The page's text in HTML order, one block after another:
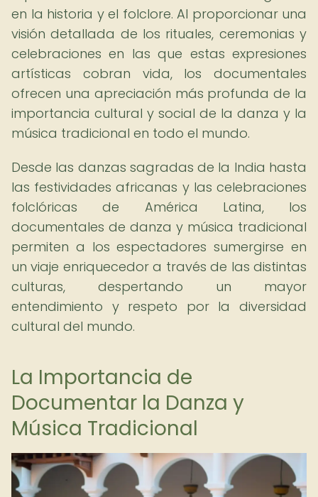
en la historia y el folclore. Al proporcionar una
visión detallada de los rituales, ceremonias y
celebraciones en las que estas expresiones
artísticas cobran vida, los documentales
ofrecen una apreciación más profunda de la
importancia cultural y social de la danza y la
música tradicional en todo el mundo.
Desde las danzas sagradas de la India hasta
las festividades africanas y las celebraciones
folclóricas de América Latina, los
documentales de danza y música tradicional
permiten a los espectadores sumergirse en
un viaje enriquecedor a través de las distintas
culturas, despertando un mayor
entendimiento y respeto por la diversidad
cultural del mundo.
La Importancia de
Documentar la Danza y
Música Tradicional